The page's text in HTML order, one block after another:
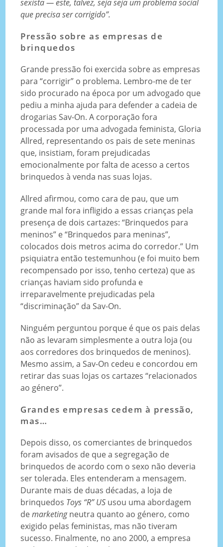
sexista — este, talvez, seja seja um problema social
que precisa ser corrigido”.
Pressão sobre as empresas de
brinquedos
Grande pressão foi exercida sobre as empresas
para “corrigir” o problema. Lembro-me de ter
sido procurado na época por um advogado que
pediu a minha ajuda para defender a cadeia de
drogarias Sav-On. A corporação fora
processada por uma advogada feminista, Gloria
Allred, representando os pais de sete meninas
que, insistiam, foram prejudicadas
emocionalmente por falta de acesso a certos
brinquedos à venda nas suas lojas.
Allred afirmou, como cara de pau, que um
grande mal fora infligido a essas crianças pela
presença de dois cartazes: “Brinquedos para
meninos” e “Brinquedos para meninas”,
colocados dois metros acima do corredor.” Um
psiquiatra então testemunhou (e foi muito bem
recompensado por isso, tenho certeza) que as
crianças haviam sido profunda e
irreparavelmente prejudicadas pela
“discriminação” da Sav-On.
Ninguém perguntou porque é que os pais delas
não as levaram simplesmente a outra loja (ou
aos corredores dos brinquedos de meninos).
Mesmo assim, a Sav-On cedeu e concordou em
retirar das suas lojas os cartazes “relacionados
ao género”.
Grandes empresas cedem à pressão,
mas…
Depois disso, os comerciantes de brinquedos
foram avisados de que a segregação de
brinquedos de acordo com o sexo não deveria
ser tolerada. Eles entenderam a mensagem.
Durante mais de duas décadas, a loja de
brinquedos Toys “R” US usou uma abordagem
demarketingneutra quanto ao género, como
exigido pelas feministas, mas não tiveram
sucesso. Finalmente, no ano 2000, a empresa